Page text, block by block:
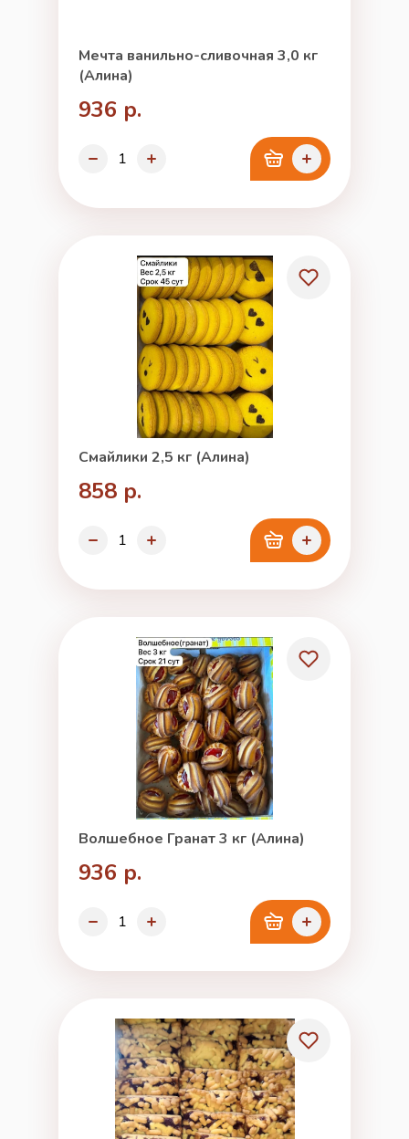
Мечта ванильно-сливочная 3,0 кг
(Алина)
936 р.
Смайлики 2,5 кг (Алина)
858 р.
Волшебное Гранат 3 кг (Алина)
936 р.